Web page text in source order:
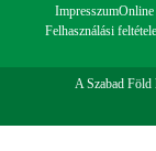
ImpresszumOnline
Felhasználási
A Szabad